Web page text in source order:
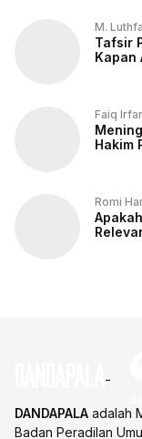
M.
Tafsir
Kapan
Faiq
Hakim
Romi
DANDAPALA adalah
Badan Peradilan